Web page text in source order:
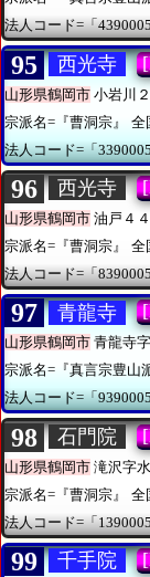
法人コード=「
95 西光寺
山形県鶴岡市 小岩川
宗派名=『曹洞宗』
全
法人コード=「
96 西光寺
山形県鶴岡市 油戸４
宗派名=『曹洞宗』
全
法人コード=「
97 青龍寺
山形県鶴岡市 青龍寺
宗派名=『真言宗豊山
法人コード=「
98 石門院
山形県鶴岡市 滝沢字
宗派名=『曹洞宗』
全
法人コード=「
99 千手院